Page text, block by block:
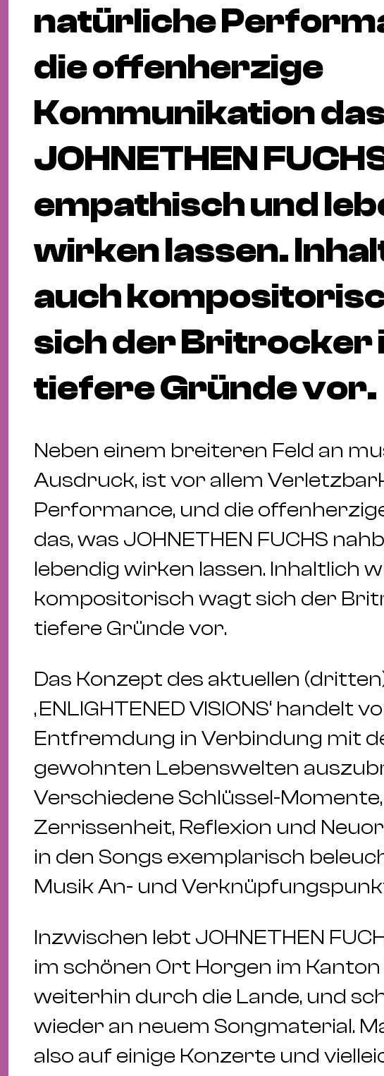
natürliche
die offenherzige
Kommunikation
JOHNETHEN
empathisch und
wirken lassen.
auch
sich der Britrocker
tiefere Gründe vor.
Neben einem breiteren Feld an
Ausdruck, ist vor allem
Performance, und die
das, was JOHNETHEN FUCHS
lebendig wirken lassen. Inhaltlich
kompositorisch wagt sich der
tiefere Gründe vor.
Das Konzept des aktuellen
‚ENLIGHTENED VISIONS‘ handelt
Entfremdung in Verbindung mit
gewohnten Lebenswelten
Verschiedene Schlüssel-
Zerrissenheit, Reflexion und
in den Songs exemplarisch
Musik An- und
Inzwischen lebt JOHNETHEN
im schönen Ort Horgen im
weiterhin durch die Lande, und
wieder an neuem Songmaterial.
also auf einige Konzerte und